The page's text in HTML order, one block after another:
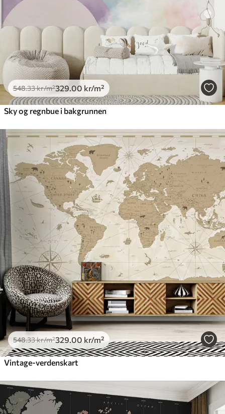
548.33kr/m²329 .00 kr/m²
Sky og regnbue i bakgrunnen
548.33kr/m²329.00 kr/m²
Vintage-verdenskart